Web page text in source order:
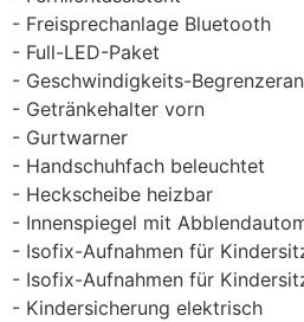
Freisprechanlage Bluetooth
Full-LED-Paket
Geschwindigkeits-
Getränkehalter vorn
Gurtwarner
Handschuhfach beleuchtet
Heckscheibe heizbar
Innenspiegel mit
Isofix-Aufnahmen für
Isofix-Aufnahmen für
Kindersicherung elektrisch